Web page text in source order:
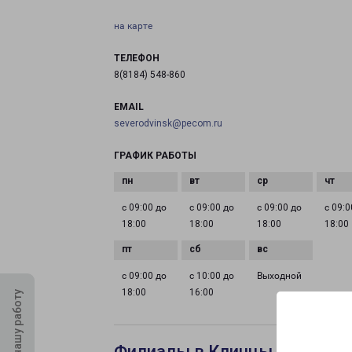
на карте
ТЕЛЕФОН
8(8184) 548-860
EMAIL
severodvinsk@pecom.ru
ГРАФИК РАБОТЫ
с 09:00 до
18:00
с 09:00 до
18:00
с 09:00 до
18:00
с
18:00
с 09:00 до
18:00
с 10:00 до
16:00
Выходной